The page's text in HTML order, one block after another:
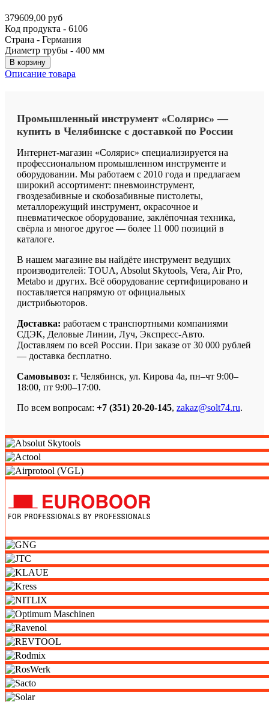
379609,00 руб
Код продукта - 6106
Страна - Германия
Диаметр трубы - 400 мм
В корзину
Описание товара
Промышленный инструмент «Солярис» —
купить в Челябинске с доставкой по России
Интернет-магазин «Солярис» специализируется на
профессиональном промышленном инструменте и
оборудовании. Мы работаем с 2010 года и предлагаем
широкий ассортимент: пневмоинструмент,
гвоздезабивные и скобозабивные пистолеты,
металлорежущий инструмент, окрасочное и
пневматическое оборудование, заклёпочная техника,
свёрла и многое другое — более 11 000 позиций в
каталоге.
В нашем магазине вы найдёте инструмент ведущих
производителей: TOUA, Absolut Skytools, Vera, Air Pro,
Metabo и других. Всё оборудование сертифицировано и
поставляется напрямую от официальных
дистрибьюторов.
Доставка: работаем с транспортными компаниями
СДЭК, Деловые Линии, Луч, Экспресс-Авто.
Доставляем по всей России. При заказе от 30 000 рублей
— доставка бесплатно.
Самовывоз: г. Челябинск, ул. Кирова 4а, пн–чт 9:00–
18:00, пт 9:00–17:00.
По всем вопросам: +7 (351) 20-20-145, zakaz@solt74.ru.